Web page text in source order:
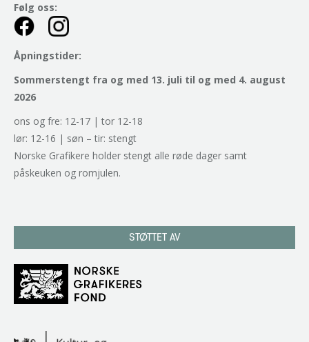
Følg oss:
Åpningstider:
Sommerstengt fra og med 13. juli til og med 4. august
2026
ons og fre: 12-17 | tor 12-18
lør: 12-16 | søn – tir: stengt
Norske Grafikere holder stengt alle røde dager samt
påskeuken og romjulen.
STØTTET AV